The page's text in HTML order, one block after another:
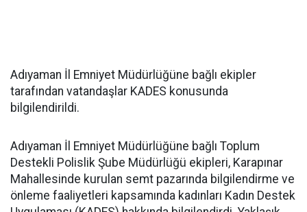
Adıyaman İl Emniyet Müdürlüğüne bağlı ekipler
tarafından vatandaşlar KADES konusunda
bilgilendirildi.
Adıyaman İl Emniyet Müdürlüğüne bağlı Toplum
Destekli Polislik Şube Müdürlüğü ekipleri, Karapınar
Mahallesinde kurulan semt pazarında bilgilendirme ve
önleme faaliyetleri kapsamında kadınları Kadın Destek